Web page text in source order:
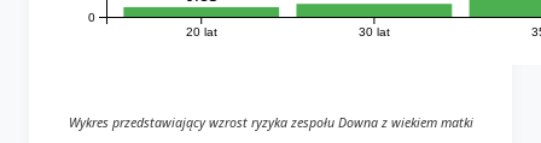
20 lat 30 lat
0
Wykres przedstawiający wzrost ryzyka zespołu Downa z wiekiem matki